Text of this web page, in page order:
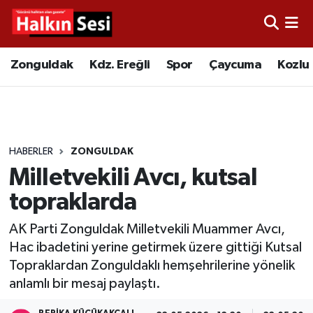
Zonguldak Kdz. Ereğli Spor Çaycuma Kozlu
HABERLER ZONGULDAK
Milletvekili Avcı, kutsal
topraklarda
AK Parti Zonguldak Milletvekili Muammer Avcı,
Hac ibadetini yerine getirmek üzere gittiği Kutsal
Topraklardan Zonguldaklı hemşehrilerine yönelik
anlamlı bir mesaj paylaştı.
Video
Çaycuma
Alaplı
Asayiş
Bartın
Merkez Hava Durumu
Tüm Manşetler
Son Dakika Haberleri
Haber Arşivi